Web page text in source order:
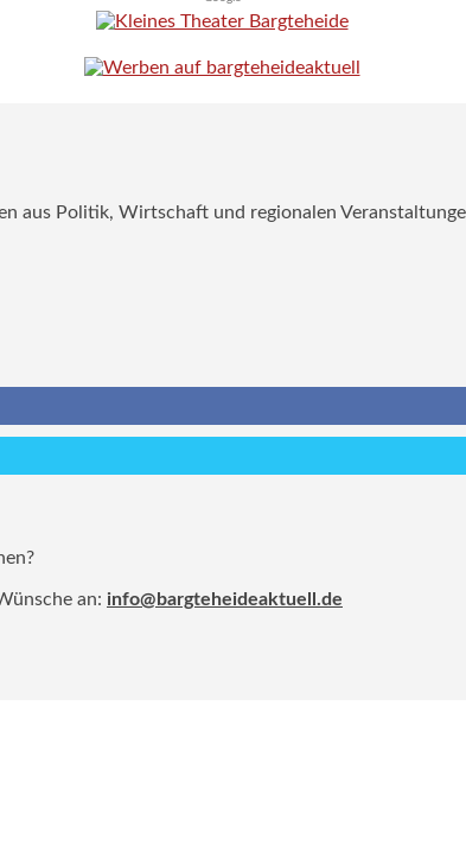
aus Politik, Wirtschaft und regionalen
an: info@bargteheideaktuell.de